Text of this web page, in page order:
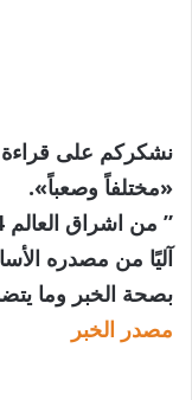
نشكركم على قراءة
«مختلفاً وصعباً».
آليًا من مصدره
بصحة الخبر وما
مصدر الخبر